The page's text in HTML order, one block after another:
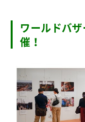
ワールドバ
催！